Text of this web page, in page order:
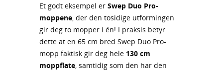
Et godt eksempel er Swep Duo Pro-
moppene, der den tosidige utformingen
gir deg to mopper i én! I praksis betyr
dette at en 65 cm bred Swep Duo Pro-
mopp faktisk gir deg hele 130 cm
moppflate, samtidig som den har den